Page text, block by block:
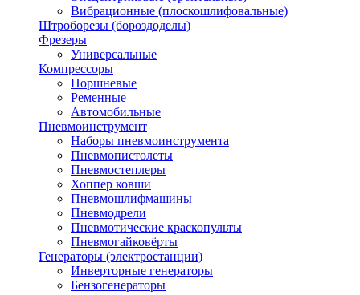
Вибрационные (плоскошлифовальные)
Штроборезы (бороздоделы)
Фрезеры
Универсальные
Компрессоры
Поршневые
Ременные
Автомобильные
Пневмоинструмент
Наборы пневмоинструмента
Пневмопистолеты
Пневмостеплеры
Хоппер ковши
Пневмошлифмашины
Пневмодрели
Пневмотические краскопульты
Пневмогайковёрты
Генераторы (электростанции)
Инверторные генераторы
Бензогенераторы